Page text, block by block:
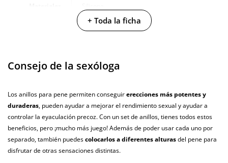
11 cm
Caja ancho 7.5 cm
Resistente al
agua
100% sumergible
Producto
+ Toda la ficha
Consejo de la sexóloga
Los anillos para pene permiten conseguirerecciones más potentes y
duraderas, pueden ayudar a mejorar el rendimiento sexual y ayudar a
controlar la eyaculación precoz. Con un set de anillos, tienes todos estos
beneficios, pero ¡mucho más juego! Además de poder usar cada uno por
separado, también puedescolocarlos a diferentes alturasdel pene para
disfrutar de otras sensaciones distintas.